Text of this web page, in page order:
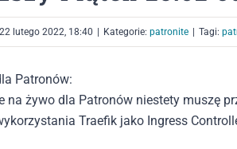
22 lutego 2022, 18:40 Kategorie: patronite Tagi:
Patronów:
na żywo dla Patronów niestety muszę
Traefik jako Ingress